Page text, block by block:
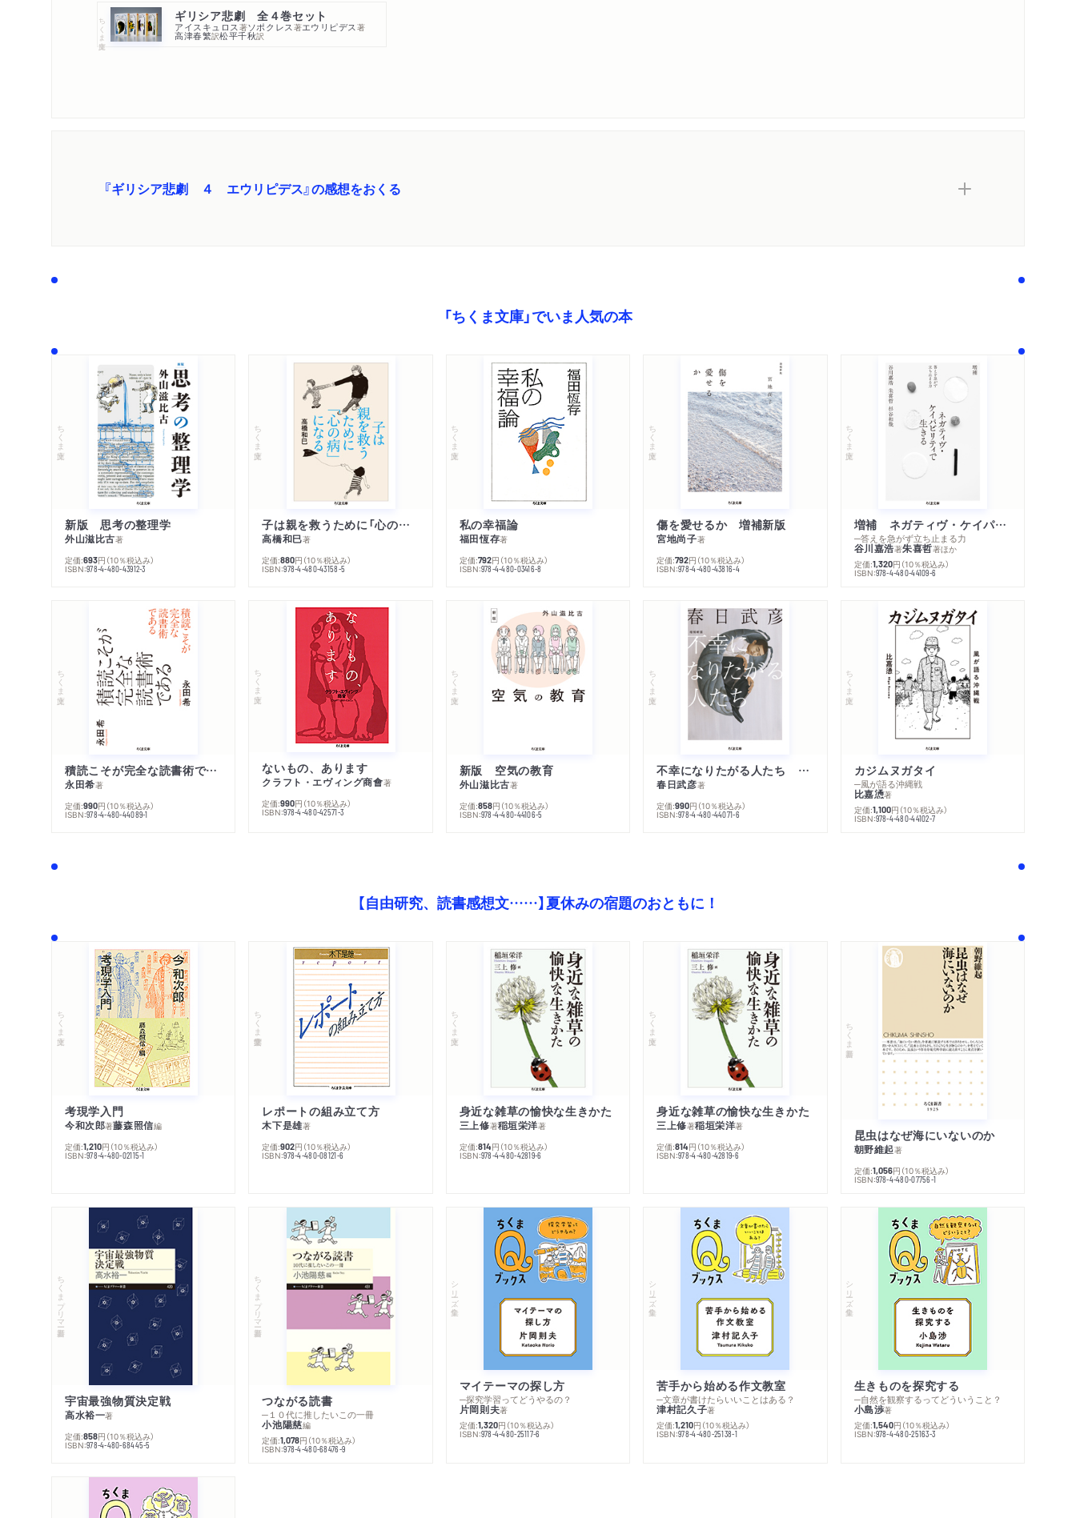
ちくま文庫 ギリシア悲劇 全４巻セット
アイスキュロス著ソポクレス著エウリピデス著
高津春繁訳松平千秋訳
『ギリシア悲劇 ４ エウリピデス』の感想をおくる
「ちくま文庫」でいま人気の本
ちくま文庫
新版 思考の整理学
外山滋比古著
定価:693円 （10％税込み）
ISBN:978-4-480-43912-3
ちくま文庫
子は親を救うために「心の病」になる
高橋和巳著
定価:880円 （10％税込み）
ISBN:978-4-480-43158-5
ちくま文庫
私の幸福論
福田恆存著
定価:792円 （10％税込み）
ISBN:978-4-480-03416-8
ちくま文庫
傷を愛せるか 増補新版
宮地尚子著
定価:792円 （10％税込み）
ISBN:978-4-480-43816-4
ちくま文庫
増補 ネガティヴ・ケイパビリティで生きる
─答えを急がず立ち止まる力
谷川嘉浩著朱喜哲著ほか
定価:1,320円 （10％税込み）
ISBN:978-4-480-44109-6
ちくま文庫
積読こそが完全な読書術である
永田希著
定価:990円 （10％税込み）
ISBN:978-4-480-44089-1
ちくま文庫
ないもの、あります
クラフト・エヴィング商會著
定価:990円 （10％税込み）
ISBN:978-4-480-42571-3
ちくま文庫
新版 空気の教育
外山滋比古著
定価:858円 （10％税込み）
ISBN:978-4-480-44106-5
ちくま文庫
不幸になりたがる人たち 増補新版
春日武彦著
定価:990円 （10％税込み）
ISBN:978-4-480-44071-6
ちくま文庫
カジムヌガタイ
─風が語る沖縄戦
比嘉慂著
定価:1,100円 （10％税込み）
ISBN:978-4-480-44102-7
【自由研究、読書感想文……】夏休みの宿題のおともに！
ちくま文庫
考現学入門
今和次郎著藤森照信編
定価:1,210円 （10％税込み）
ISBN:978-4-480-02115-1
ちくま学芸文庫
レポートの組み立て方
木下是雄著
定価:902円 （10％税込み）
ISBN:978-4-480-08121-6
ちくま文庫
身近な雑草の愉快な生きかた
三上修著稲垣栄洋著
定価:814円 （10％税込み）
ISBN:978-4-480-42819-6
ちくま文庫
身近な雑草の愉快な生きかた
三上修著稲垣栄洋著
定価:814円 （10％税込み）
ISBN:978-4-480-42819-6
ちくま新書
昆虫はなぜ海にいないのか
朝野維起著
定価:1,056円 （10％税込み）
ISBN:978-4-480-07756-1
ちくまプリマー新書
宇宙最強物質決定戦
高水裕一著
定価:858円 （10％税込み）
ISBN:978-4-480-68445-5
ちくまプリマー新書
つながる読書
─１０代に推したいこの一冊
小池陽慈編
定価:1,078円 （10％税込み）
ISBN:978-4-480-68476-9
シリーズ・全集
マイテーマの探し方
─探究学習ってどうやるの？
片岡則夫著
定価:1,320円 （10％税込み）
ISBN:978-4-480-25117-6
シリーズ・全集
苦手から始める作文教室
─文章が書けたらいいことはある？
津村記久子著
定価:1,210円 （10％税込み）
ISBN:978-4-480-25138-1
シリーズ・全集
生きものを探究する
─自然を観察するってどういうこと？
小島渉著
定価:1,540円 （10％税込み）
ISBN:978-4-480-25163-3